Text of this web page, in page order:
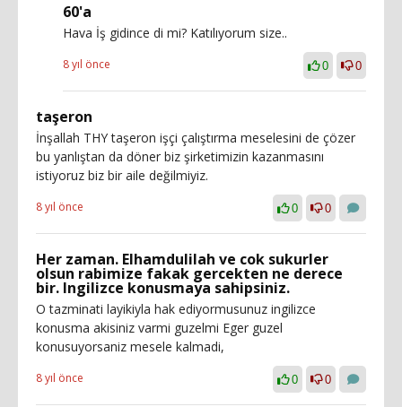
60'a
Hava İş gidince di mi? Katılıyorum size..
8 yıl önce 0 0
taşeron
İnşallah THY taşeron işçi çalıştırma meselesini de çözer
bu yanlıştan da döner biz şirketimizin kazanmasını
istiyoruz biz bir aile değilmiyiz.
8 yıl önce 0 0
Her zaman. Elhamdulilah ve cok sukurler
olsun rabimize fakak gercekten ne derece
bir. Ingilizce konusmaya sahipsiniz.
O tazminati layikiyla hak ediyormusunuz ingilizce
konusma akisiniz varmi guzelmi Eger guzel
konusuyorsaniz mesele kalmadi,
8 yıl önce 0 0